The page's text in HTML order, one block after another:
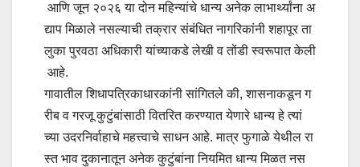
आणि जून २०२६ या दोन महिन्यांचे धान्य अनेक लाभार्थ्यांना अ
द्याप मिळाले नसल्याची तक्रार संबंधित नागरिकांनी शहापूर ता
लुका पुरवठा अधिकारी यांच्याकडे लेखी व तोंडी स्वरूपात केली
आहे.
गावातील शिधापत्रिकाधारकांनी सांगितले की, शासनाकडून ग
रीब व गरजू कुटुंबांसाठी वितरित करण्यात येणारे धान्य हे त्यां
च्या उदरनिर्वाहाचे महत्त्वाचे साधन आहे. मात्र फुगाळे येथील रा
स्त भाव दुकानातून अनेक कुटुंबांना नियमित धान्य मिळत नस